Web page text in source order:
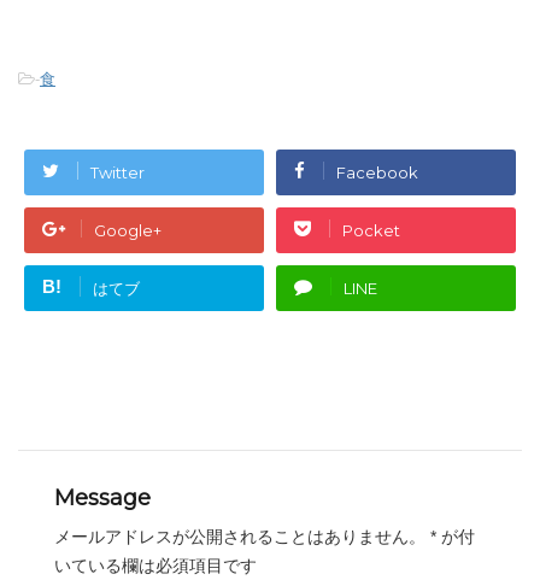
-食
Twitter Facebook
Google+ Pocket
B! はてブ LINE
Message
メールアドレスが公開されることはありません。 * が付
いている欄は必須項目です